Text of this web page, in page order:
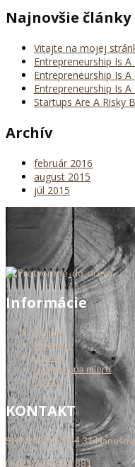
Najnovšie články
Vitajte na mojej
Entrepreneurship Is
Entrepreneurship Is
Entrepreneurship Is A
Startups Are A Risky
Archív
február 2016
august 2015
júl 2015
Informácie
Schody
Kuchyne
Dvere
Nábytok na mieru
O nás
KONTAKT
SNP 208/12, 094 31
(+421) 904 408 881